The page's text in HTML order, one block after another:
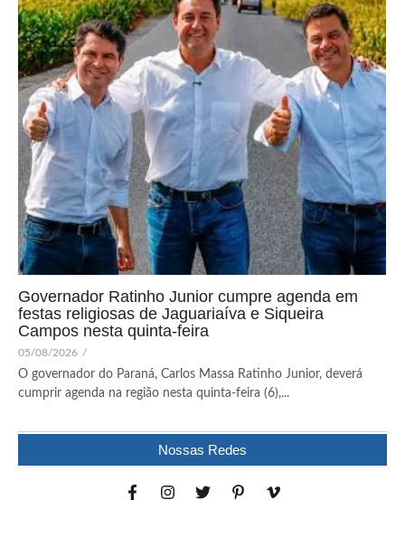
Governador Ratinho Junior cumpre agenda em
festas religiosas de Jaguariaíva e Siqueira
Campos nesta quinta-feira
05/08/2026 /
O governador do Paraná, Carlos Massa Ratinho Junior, deverá
cumprir agenda na região nesta quinta-feira (6),...
Nossas Redes